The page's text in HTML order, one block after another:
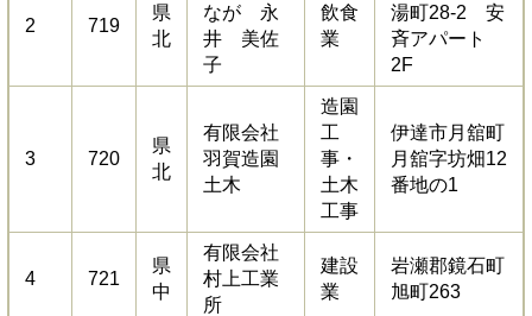
2 719
県
北
なが 永
井 美佐
子
飲食
業
湯町28-2 安
斉アパート
2F
3 720
県
北
有限会社
羽賀造園
土木
造園
工
事・
土木
工事
伊達市月舘町
月舘字坊畑12
番地の1
4 721
県
中
有限会社
村上工業
所
建設
業
岩瀬郡鏡石町
旭町263